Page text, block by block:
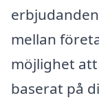
mellan
möjlighet
baserat på